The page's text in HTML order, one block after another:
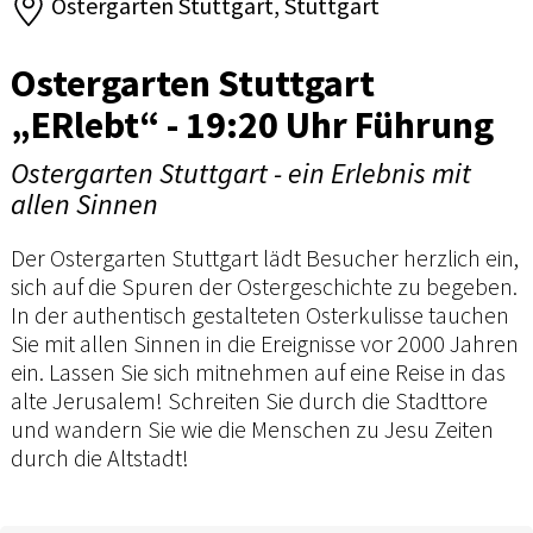
Ostergarten Stuttgart
„ERlebt“ - 19:20 Uhr Führung
Ostergarten Stuttgart - ein Erlebnis mit
allen Sinnen
Der Ostergarten Stuttgart lädt Besucher herzlich ein,
sich auf die Spuren der Ostergeschichte zu begeben.
In der authentisch gestalteten Osterkulisse tauchen
Sie mit allen Sinnen in die Ereignisse vor 2000 Jahren
ein. Lassen Sie sich mitnehmen auf eine Reise in das
alte Jerusalem! Schreiten Sie durch die Stadttore
und wandern Sie wie die Menschen zu Jesu Zeiten
durch die Altstadt!